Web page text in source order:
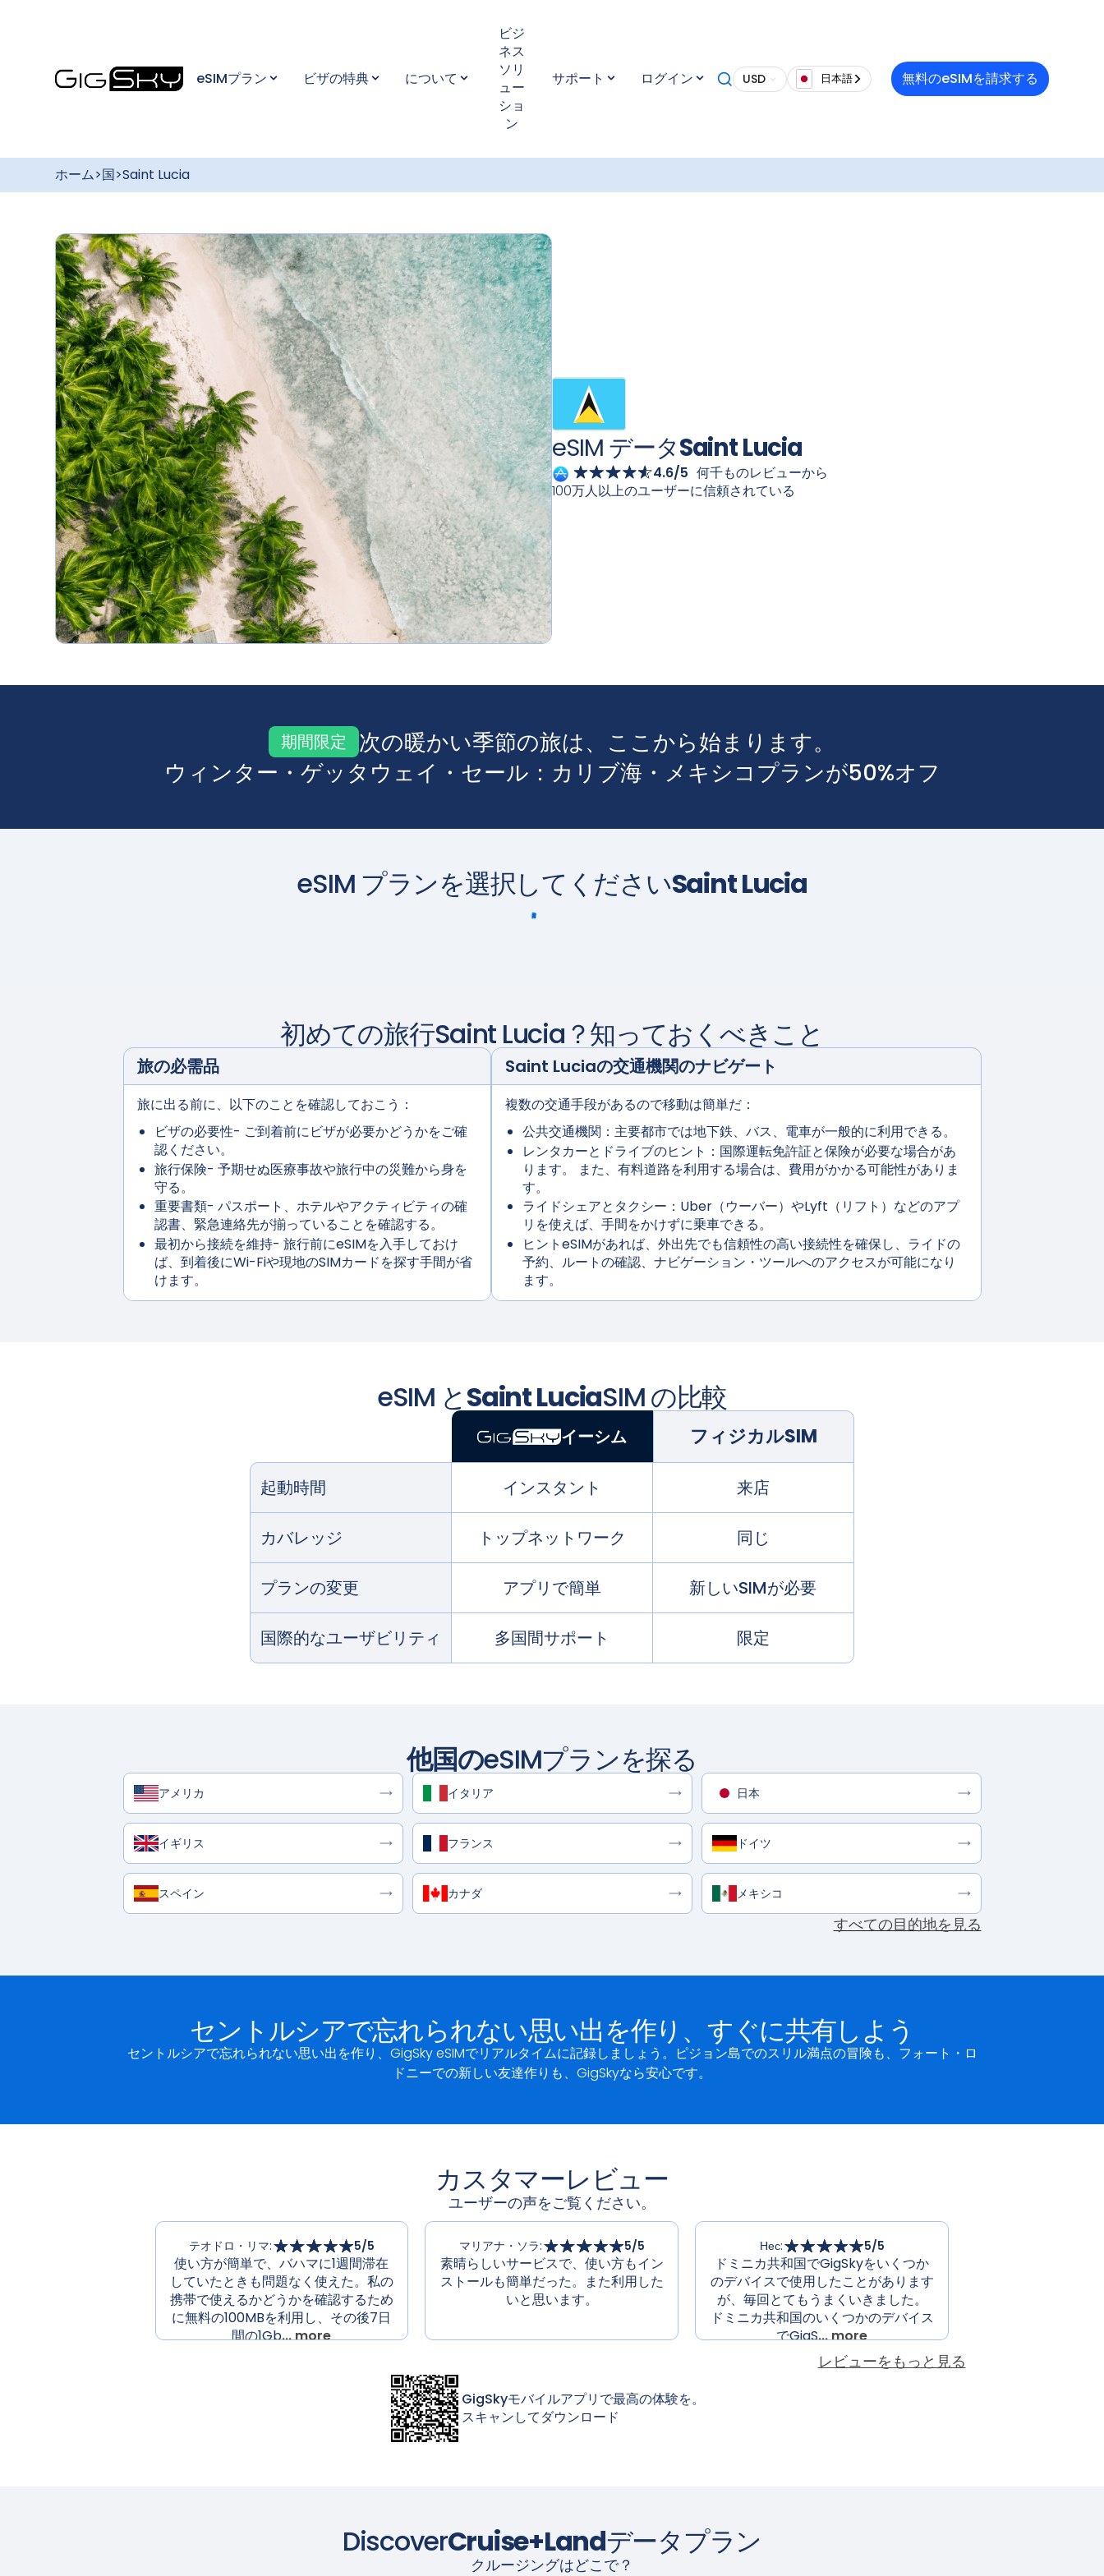
カメラでスキャンしてください
このプランを購入
するには
あなたにぴったりのプランをお選びください。データ量制限付
きプランでも、無制限プランでも、GigSkyなら最適なプランをご用意していま
すSaint Lucia
国際eSIMなら、ローミング料金を気にせず、快適にインターネ
Saint Lucia様々なプランをご利用いただけます。
GigSkyのご利用開始は簡単です。データプランをご購入
後、GigSkyアプリからeSIMを入手するか、メールの指示に従ってQRコードか
い。
無料のグロー
バルデータプ
能
ラン
Unlimited」：
最長7日間
すべてのプラ
ンが最大
30%オフ
陸でも海でも楽
しめる、常時適
用される割引
eSIMプラン ビザの特典 について
ビジ
ネス
ソリ
ュー
ショ
ン
サポート ログイン USD 日本語 無料のeSIMを請求する
ホーム>国>Saint Lucia
eSIM データSaint Lucia
4.6/5 何千ものレビューから
100万人以上のユーザーに信頼されている
期間限定
次の暖かい季節の旅は、ここから始まります。
ウィンター・ゲッタウェイ・セール：カリブ海・メキシコプランが50%オフ
eSIM プランを選択してくださいSaint Lucia
初めての旅行Saint Lucia ？知っておくべきこと
旅の必需品
旅に出る前に、以下のことを確認しておこう：
ビザの必要性- ご到着前にビザが必要かどうかをご確
認ください。
旅行保険- 予期せぬ医療事故や旅行中の災難から身を
守る。
重要書類- パスポート、ホテルやアクティビティの確
認書、緊急連絡先が揃っていることを確認する。
最初から接続を維持- 旅行前にeSIMを入手しておけ
ば、到着後にWi-Fiや現地のSIMカードを探す手間が省
けます。
Saint Luciaの交通機関のナビゲート
複数の交通手段があるので移動は簡単だ：
公共交通機関：主要都市では地下鉄、バス、電車が一般的に利用できる。
レンタカーとドライブのヒント： 国際運転免許証と保険が必要な場合があ
ります。 また、有料道路を利用する場合は、費用がかかる可能性がありま
す。
ライドシェアとタクシー： Uber（ウーバー）やLyft（リフト）などのアプ
リを使えば、手間をかけずに乗車できる。
ヒントeSIMがあれば、外出先でも信頼性の高い接続性を確保し、ライドの
予約、ルートの確認、ナビゲーション・ツールへのアクセスが可能になり
ます。
eSIM とSaint LuciaSIM の比較
イーシム フィジカルSIM
起動時間 インスタント 来店
カバレッジ トップネットワーク 同じ
プランの変更 アプリで簡単 新しいSIMが必要
国際的なユーザビリティ 多国間サポート 限定
他国のeSIMプランを探る
アメリカ イタリア 日本
イギリス フランス ドイツ
スペイン カナダ メキシコ
すべての目的地を見る
セントルシアで忘れられない思い出を作り、すぐに共有しよう
セントルシアで忘れられない思い出を作り、GigSky eSIMでリアルタイムに記録しましょう。ピジョン島でのスリル満点の冒険も、フォート・ロ
ドニーでの新しい友達作りも、GigSkyなら安心です。
カスタマーレビュー
ユーザーの声をご覧ください。
テオドロ・リマ: 5/5
使い方が簡単で、バハマに1週間滞在
していたときも問題なく使えた。私の
携帯で使えるかどうかを確認するため
に無料の100MBを利用し、その後7日
間の1Gb... more
マリアナ・ソラ: 5/5
素晴らしいサービスで、使い方もイン
ストールも簡単だった。また利用した
いと思います。
Нес: 5/5
ドミニカ共和国でGigSkyをいくつか
のデバイスで使用したことがあります
が、毎回とてもうまくいきました。
ドミニカ共和国のいくつかのデバイス
でGigS... more
レビューをもっと見る
GigSkyモバイルアプリで最高の体験を。
スキャンしてダウンロード
DiscoverCruise+Landデータプラン
クルージングはどこで？